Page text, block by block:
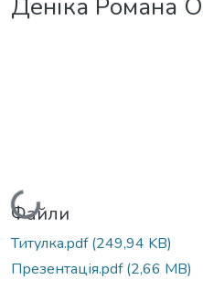
Деніка Романа
Вантажиться...
Файли
Титулка.pdf(249,94 KB)
Презентація.pdf(2,66 MB)